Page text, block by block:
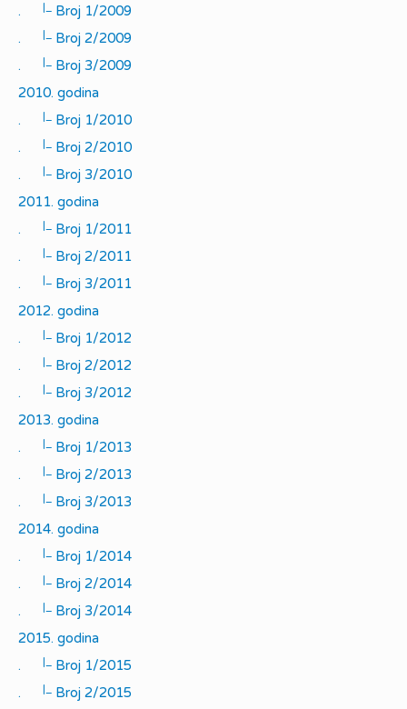
.
|_
Broj 1/2009
.
|_
Broj 2/2009
.
|_
Broj 3/2009
2010. godina
.
|_
Broj 1/2010
.
|_
Broj 2/2010
.
|_
Broj 3/2010
2011. godina
.
|_
Broj 1/2011
.
|_
Broj 2/2011
.
|_
Broj 3/2011
2012. godina
.
|_
Broj 1/2012
.
|_
Broj 2/2012
.
|_
Broj 3/2012
2013. godina
.
|_
Broj 1/2013
.
|_
Broj 2/2013
.
|_
Broj 3/2013
2014. godina
.
|_
Broj 1/2014
.
|_
Broj 2/2014
.
|_
Broj 3/2014
2015. godina
.
|_
Broj 1/2015
.
|_
Broj 2/2015